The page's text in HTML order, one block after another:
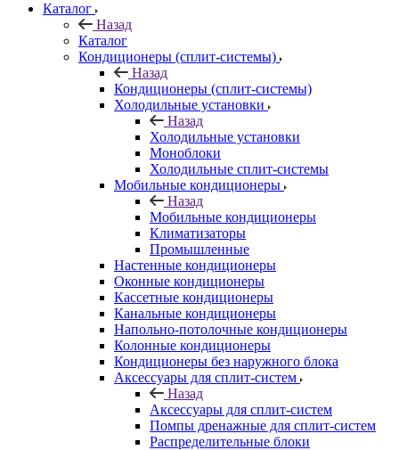
Каталог
Назад
Каталог
Кондиционеры (сплит-системы)
Назад
Кондиционеры (сплит-системы)
Холодильные установки
Назад
Холодильные установки
Моноблоки
Холодильные сплит-системы
Мобильные кондиционеры
Назад
Мобильные кондиционеры
Климатизаторы
Промышленные
Настенные кондиционеры
Оконные кондиционеры
Кассетные кондиционеры
Канальные кондиционеры
Напольно-потолочные кондиционеры
Колонные кондиционеры
Кондиционеры без наружного блока
Аксессуары для сплит-систем
Назад
Аксессуары для сплит-систем
Помпы дренажные для сплит-систем
Распределительные блоки